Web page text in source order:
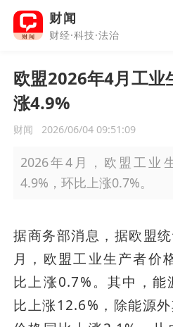
财闻
财经·科技·法治
欧盟2026年4月工业
涨4.9%
财闻 2026/06/04 09:51:09
2026年4月，欧盟工业
4.9%，环比上涨0.7%。
据商务部消息，据欧盟
月，欧盟工业生产者价
比上涨0.7%。其中，能
比上涨12.6%，除能源